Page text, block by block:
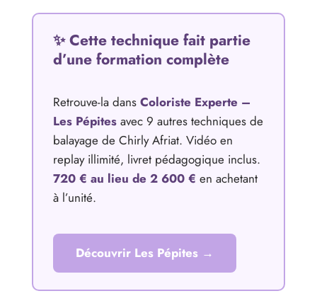
✨ Cette technique fait partie
d’une formation complète
Retrouve-la dans Coloriste Experte –
Les Pépitesavec 9 autres techniques de
balayage de Chirly Afriat. Vidéo en
replay illimité, livret pédagogique inclus.
720 € au lieu de 2 600 € en achetant
à l’unité.
Découvrir Les Pépites →